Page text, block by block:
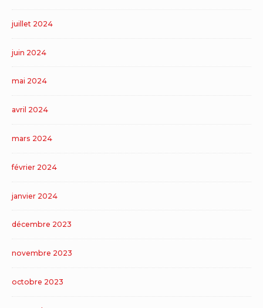
juillet 2024
juin 2024
mai 2024
avril 2024
mars 2024
février 2024
janvier 2024
décembre 2023
novembre 2023
octobre 2023